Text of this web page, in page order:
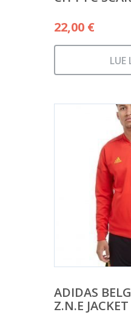
22,00 €
LUE
ADIDAS
Z.N.E